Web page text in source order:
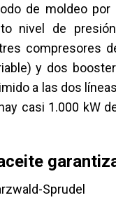
de moldeo
nivel de
compresores
y dos
a las dos
casi 1.000 kW
Sprudel